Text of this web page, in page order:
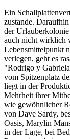
Ein
zustande.
der
auch nicht wirklich
Lebensmittelpunkt
verlegen, geht es
"Rodrigo y
vom Spitzenplatz
liegt in der
Mehrheit ihrer
wie gewöhnlicher
von Dave Sardy,
Oasis, Marylin
in der Lage, bei